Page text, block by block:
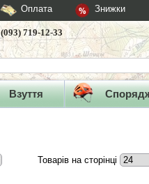
Оплата Знижки
(093) 719-12-33
Взуття
Товарів на сторінці